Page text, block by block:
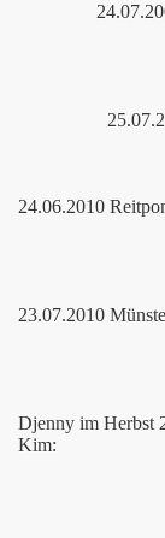
24.06.2010
23.07.2010
Djenny im Herbst
Kim: